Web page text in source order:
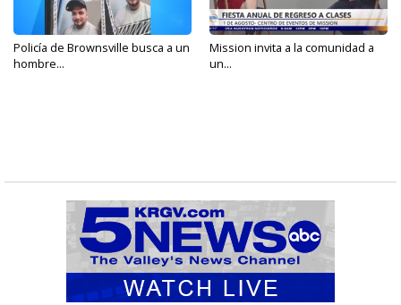
Policía de Brownsville busca a un
hombre...
Mission invita a la comunidad a
un...